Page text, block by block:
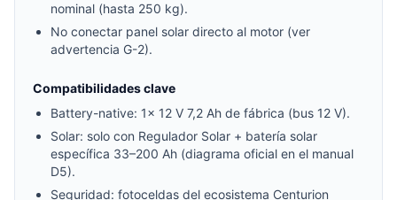
nominal (hasta 250 kg).
No conectar panel solar directo al motor (ver
advertencia G-2).
Compatibilidades clave
Battery-native: 1× 12 V 7,2 Ah de fábrica (bus 12 V).
Solar: solo con Regulador Solar + batería solar
específica 33–200 Ah (diagrama oficial en el manual
D5).
Seguridad: fotoceldas del ecosistema Centurion